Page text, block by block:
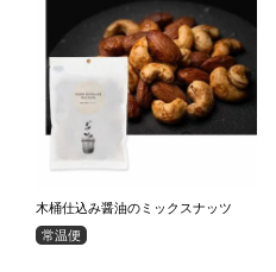
木桶仕込み醤油のミックスナッツ
常温便